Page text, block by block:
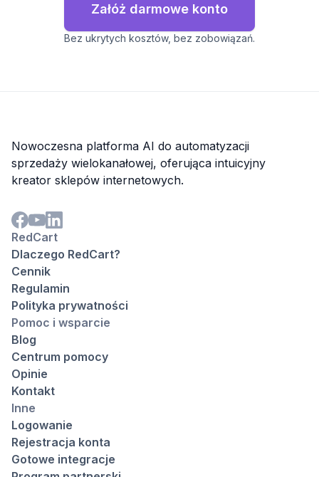
Załóż darmowe konto
Bez ukrytych kosztów, bez zobowiązań.
Nowoczesna platforma AI do automatyzacji
sprzedaży wielokanałowej, oferująca intuicyjny
kreator sklepów internetowych.
RedCart
Dlaczego RedCart?
Cennik
Regulamin
Polityka prywatności
Pomoc i wsparcie
Blog
Centrum pomocy
Opinie
Kontakt
Inne
Logowanie
Rejestracja konta
Gotowe integracje